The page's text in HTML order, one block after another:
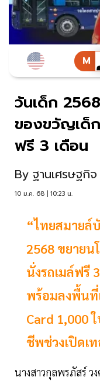
วันเด็ก
ของขวัญเด็
ฟรี 3 เดือน
By ฐานเศรษฐกิจ
10 ม.ค. 68 | 10:23 น.
“ไทยสมายล์
2568 ขยายน
นั่งรถเมล์ฟรี
พร้อมลงพื้นที่
Card 1,000
ชีพช่วงเปิดเ
นางสาวกุลพรภัสร์